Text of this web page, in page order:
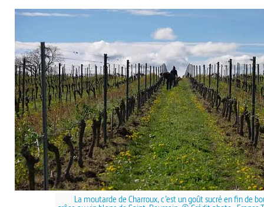
La moutarde de Charroux, c’est un goût sucré en fin de